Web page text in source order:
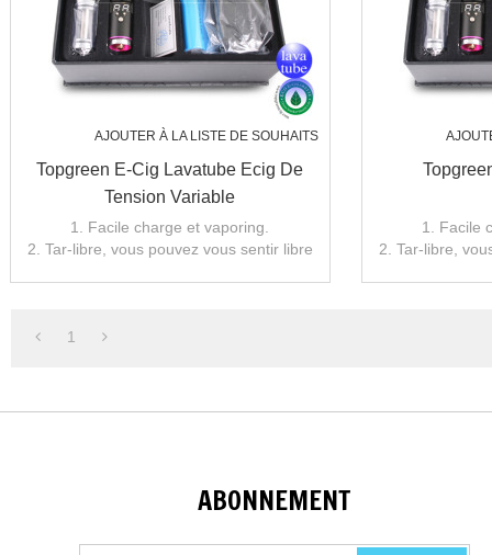
AJOUTER À LA LISTE DE SOUHAITS
Topgreen E-Cig Lavatube Ecig De
Tension Variable
1. Facile charge et vaporing.
2. Tar-libre, vous pouvez vous sentir libre
1. Facile
2. Tar-libre,
1
ABONNEMENT